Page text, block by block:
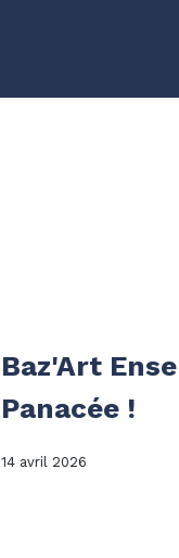
Baz'Art
Panacée !
14 avril 2026